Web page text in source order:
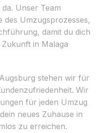
Unser Team
des Umzugsprozesses,
damit du dich
in Malaga
stehen wir für
Wir
für jeden Umzug
neues Zuhause in
zu erreichen.